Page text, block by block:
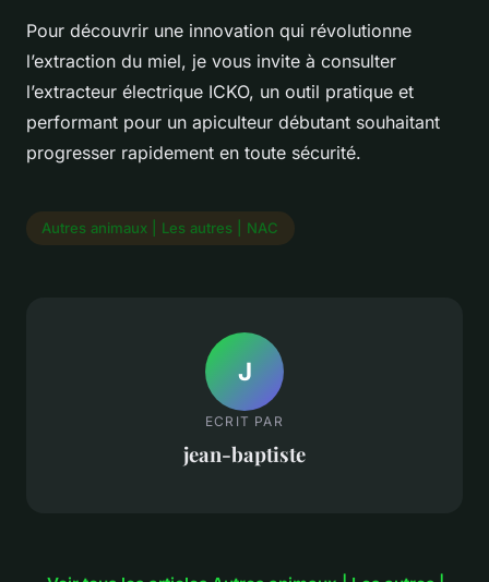
Pour découvrir une innovation qui révolutionne
l’extraction du miel, je vous invite à consulter
l’extracteur électrique ICKO, un outil pratique et
performant pour un apiculteur débutant souhaitant
progresser rapidement en toute sécurité.
Autres animaux | Les autres | NAC
J
ECRIT PAR
jean-baptiste